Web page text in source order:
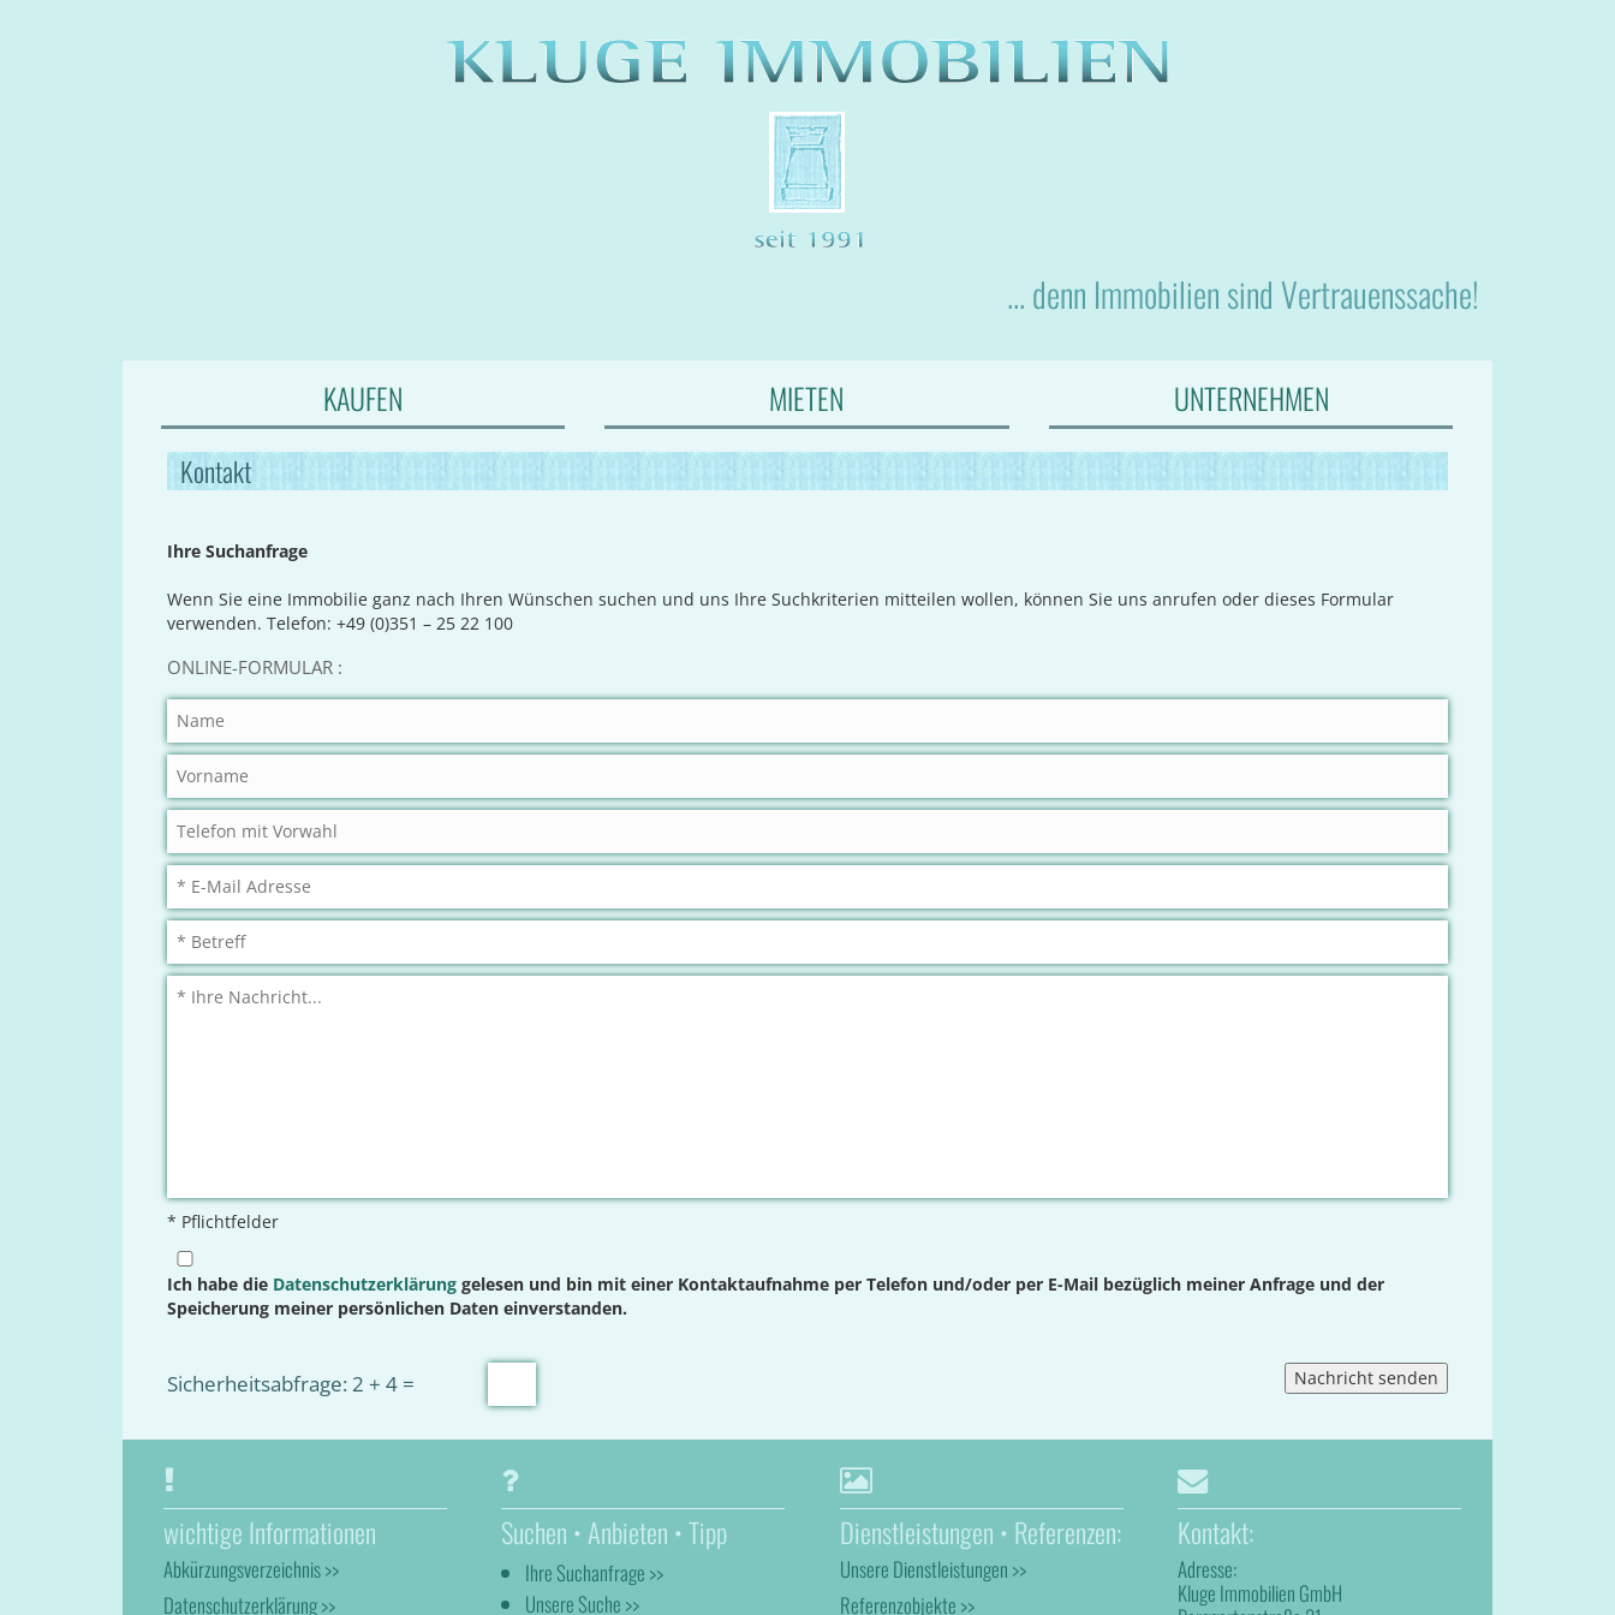
... denn Immobilien sind Vertrauenssache!
KAUFEN MIETEN UNTERNEHMEN
Kontakt
Ihre Suchanfrage
Wenn Sie eine Immobilie ganz nach Ihren Wünschen suchen und uns Ihre Suchkriterien mitteilen wollen, können Sie uns anrufen oder dieses Formular
verwenden. Telefon: +49 (0)351 – 25 22 100
ONLINE-FORMULAR :
* Pflichtfelder
Ich habe die Datenschutzerklärung gelesen und bin mit einer Kontaktaufnahme per Telefon und/oder per E-Mail bezüglich meiner Anfrage und der
Speicherung meiner persönlichen Daten einverstanden.
Sicherheitsabfrage: 2 + 4 =
wichtige Informationen
Abkürzungsverzeichnis >>
Datenschutzerklärung >>
Suchen • Anbieten • Tipp
Ihre Suchanfrage >>
Unsere Suche >>
Dienstleistungen • Referenzen:
Unsere Dienstleistungen >>
Referenzobjekte >>
Kontakt:
Adresse:
Kluge Immobilien GmbH